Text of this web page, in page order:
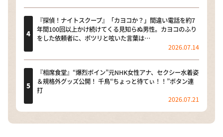
『探偵！ナイトスクープ』「カヨコか？」間違い電話を約7
年間100回以上かけ続けてくる見知らぬ男性。カヨコのふり
をした依頼者に、ポツリと呟いた言葉は…
2026.07.14
『相席食堂』“爆烈ボイン”元NHK女性アナ、セクシー水着姿
＆規格外グッズ公開！ 千鳥“ちょっと待てぃ！！”ボタン連
打
2026.07.21